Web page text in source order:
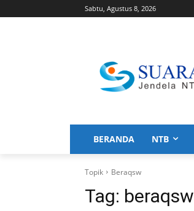
Sabtu, Agustus 8, 2026
BERANDA NTB
Topik Beraqsw
Tag: beraqsw